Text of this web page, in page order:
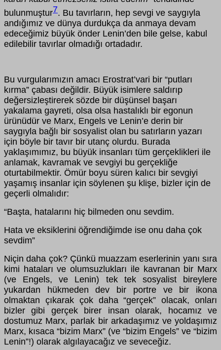
bulunmuştur7. Bu tavırların, hep sevgi ve saygıyla
andığımız ve dünya durdukça da anmaya devam
edeceğimiz büyük önder Lenin’den bile gelse, kabul
edilebilir tavırlar olmadığı ortadadır.
Bu vurgularımızın amacı Erostrat’vari bir “putları
kırma” çabası değildir. Büyük isimlere saldırıp
değersizleştirerek sözde bir düşünsel başarı
yakalama gayreti, olsa olsa hastalıklı bir egonun
ürünüdür ve Marx, Engels ve Lenin’e derin bir
saygıyla bağlı bir sosyalist olan bu satırların yazarı
için böyle bir tavır bir utanç olurdu. Burada
yaklaşımımız, bu büyük insanları tüm gerçeklikleri ile
anlamak, kavramak ve sevgiyi bu gerçekliğe
oturtabilmektir. Ömür boyu süren kalıcı bir sevgiyi
yaşamış insanlar için söylenen şu klişe, bizler için de
geçerli olmalıdır:
“Başta, hatalarını hiç bilmeden onu sevdim.
Hata ve eksiklerini öğrendiğimde ise onu daha çok
sevdim”
Niçin daha çok? Çünkü muazzam eserlerinin yanı sıra
kimi hataları ve olumsuzlukları ile kavranan bir Marx
(ve Engels, ve Lenin) tek tek sosyalist bireylere
yukardan hükmeden dev bir portre ve bir ikona
olmaktan çıkarak çok daha “gerçek” olacak, onları
bizler gibi gerçek birer insan olarak, hocamız ve
dostumuz Marx, parlak bir arkadaşımız ve yoldaşımız
Marx, kısaca “bizim Marx” (ve “bizim Engels” ve “bizim
Lenin”!) olarak algılayacağız ve seveceğiz.